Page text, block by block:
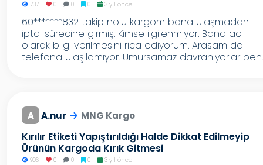
737 0 0 0 3 yıl önce
60*******832 takip nolu kargom bana ulaşmadan
iptal sürecine girmiş. Kimse ilgilenmiyor. Bana acil
olarak bilgi verilmesini rica ediyorum. Arasam da
telefona ulaşılamıyor. Umursamaz davranıyorlar
A A.nur MNG Kargo
Kırılır Etiketi Yapıştırıldığı Halde Dikkat Edilmeyip
Ürünün Kargoda Kırık Gitmesi
906 0 0 0 3 yıl önce